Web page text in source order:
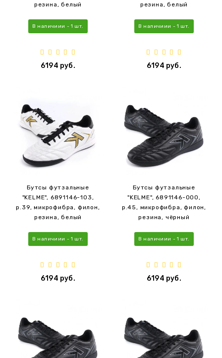
резина, белый
В наличиии - 1 шт.
6194 руб.
резина, белый
В наличиии - 1 шт.
6194 руб.
Бутсы футзальные
"KELME", 6891146-103,
р.39, микрофибра, филон,
резина, белый
В наличиии - 1 шт.
6194 руб.
Бутсы футзальные
"KELME", 6891146-000,
р.45, микрофибра, филон,
резина, чёрный
В наличиии - 1 шт.
6194 руб.